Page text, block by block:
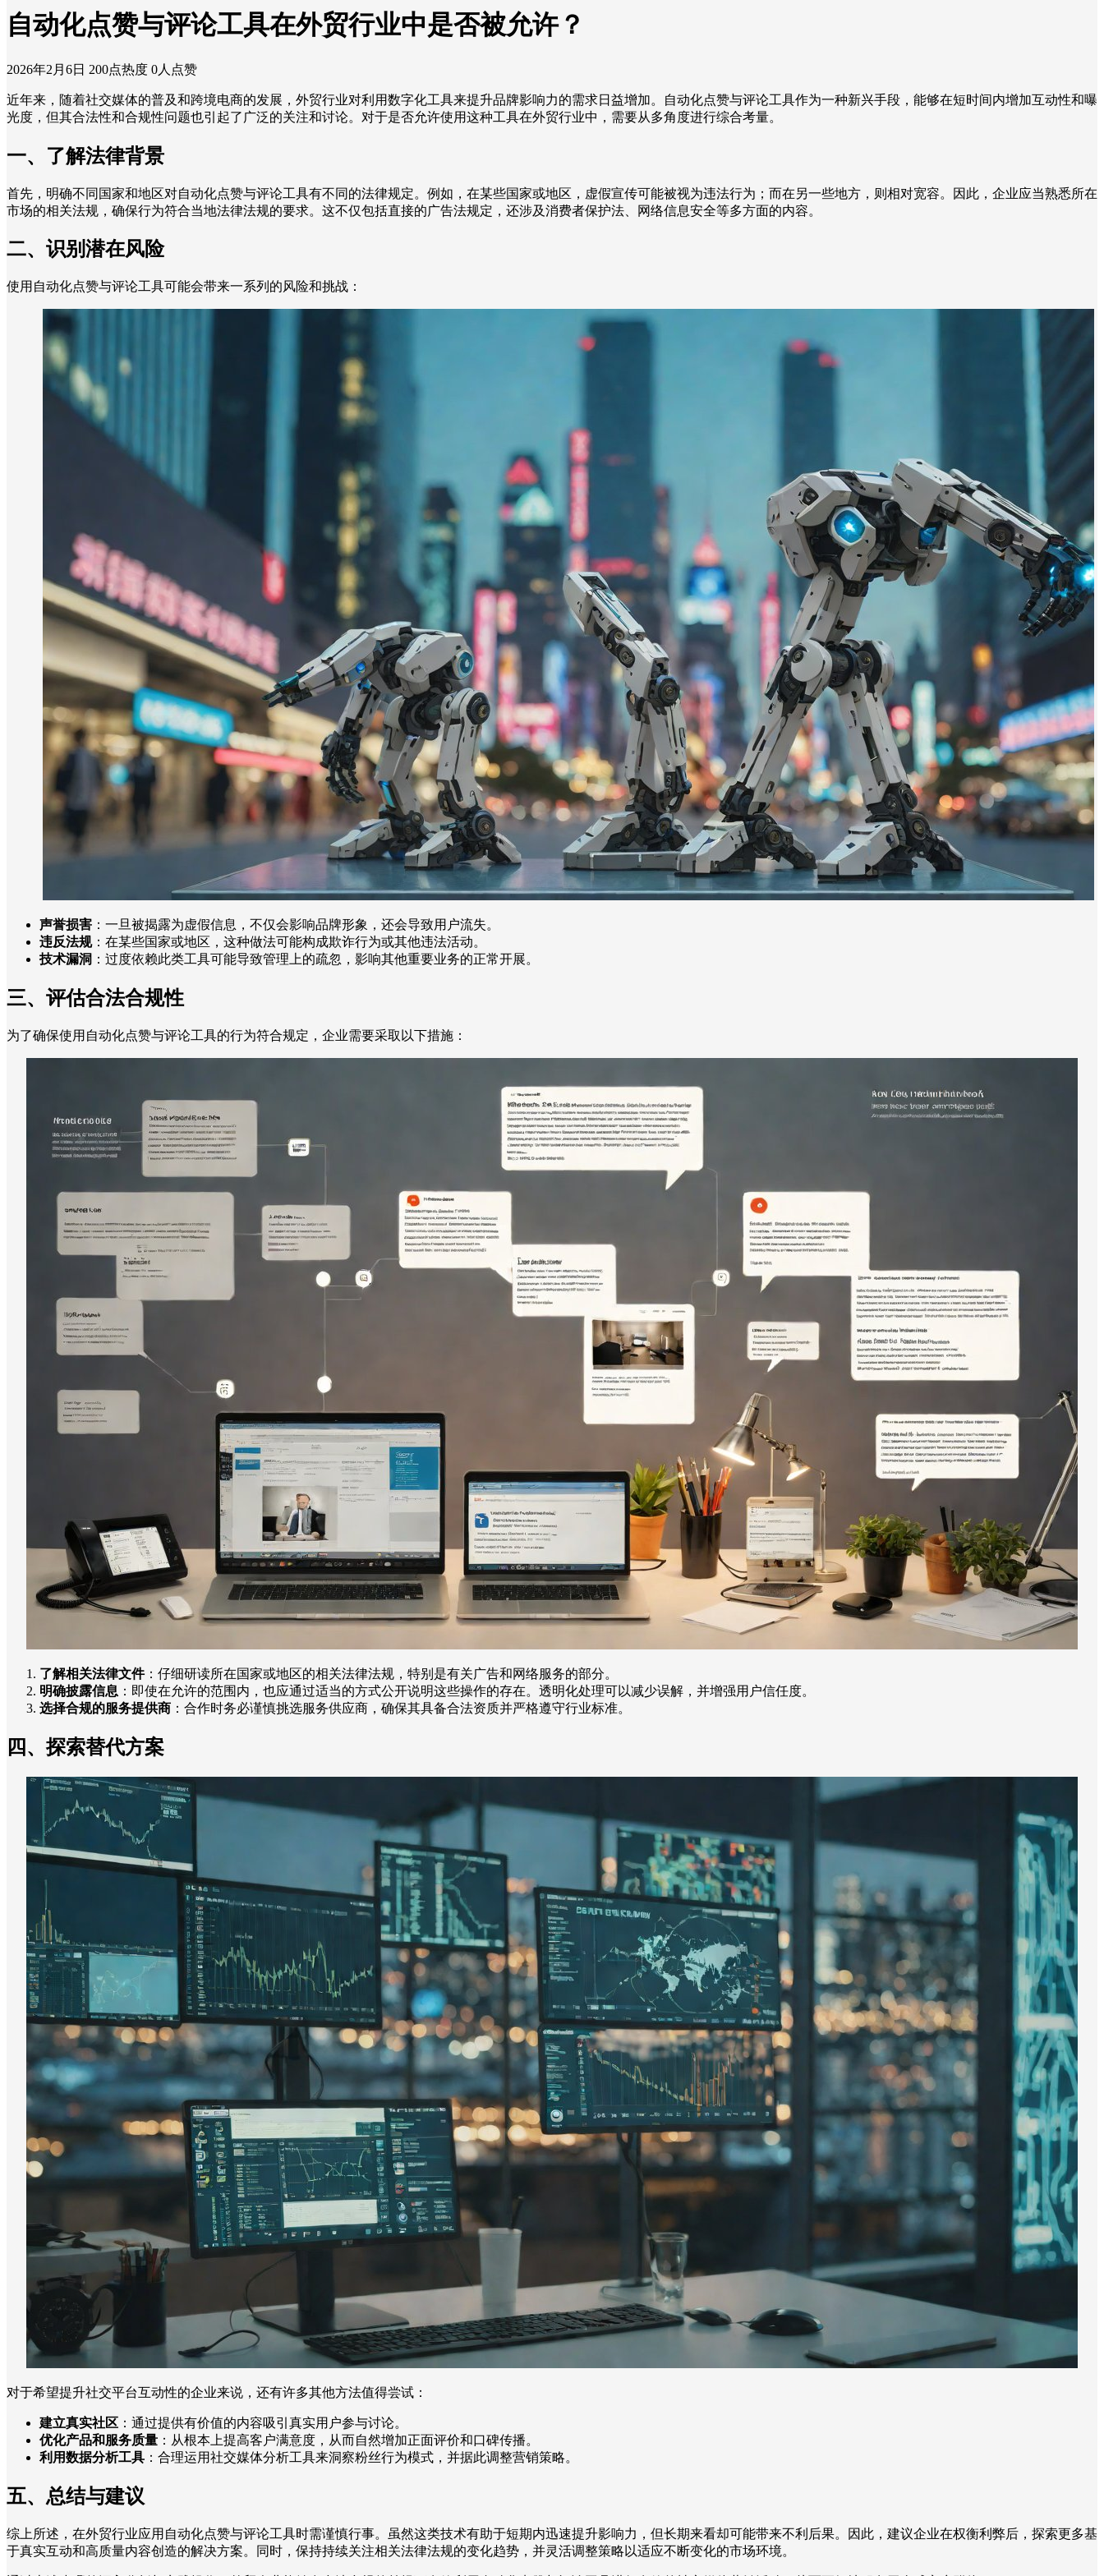
自动化点赞与评论工具在外贸行业中是否被允许？
2026年2月6日 200点热度 0人点赞
近年来，随着社交媒体的普及和跨境电商的发展，外贸行业对利用数字化工具来提升品牌影响力的需求日益增加。自动化点赞与评论工具作为一种新兴手段，能够在短时间内增加互动性和曝
光度，但其合法性和合规性问题也引起了广泛的关注和讨论。对于是否允许使用这种工具在外贸行业中，需要从多角度进行综合考量。
一、了解法律背景
首先，明确不同国家和地区对自动化点赞与评论工具有不同的法律规定。例如，在某些国家或地区，虚假宣传可能被视为违法行为；而在另一些地方，则相对宽容。因此，企业应当熟悉所在
市场的相关法规，确保行为符合当地法律法规的要求。这不仅包括直接的广告法规定，还涉及消费者保护法、网络信息安全等多方面的内容。
二、识别潜在风险
使用自动化点赞与评论工具可能会带来一系列的风险和挑战：
声誉损害 ：一旦被揭露为虚假信息，不仅会影响品牌形象，还会导致用户流失。
违反法规：在某些国家或地区，这种做法可能构成欺诈行为或其他违法活动。
技术漏洞 ：过度依赖此类工具可能导致管理上的疏忽，影响其他重要业务的正常开展。
三、评估合法合规性
为了确保使用自动化点赞与评论工具的行为符合规定，企业需要采取以下措施：
了解相关法律文件：仔细研读所在国家或地区的相关法律法规，特别是有关广告和网络服务的部分。
明确披露信息 ：即使在允许的范围内，也应通过适当的方式公开说明这些操作的存在。透明化处理可以减少误解，并增强用户信任度。
选择合规的服务提供商 ：合作时务必谨慎挑选服务供应商，确保其具备合法资质并严格遵守行业标准。
四、探索替代方案
对于希望提升社交平台互动性的企业来说，还有许多其他方法值得尝试：
建立真实社区 ：通过提供有价值的内容吸引真实用户参与讨论。
优化产品和服务质量 ：从根本上提高客户满意度，从而自然增加正面评价和口碑传播。
利用数据分析工具 ：合理运用社交媒体分析工具来洞察粉丝行为模式，并据此调整营销策略。
五、总结与建议
综上所述，在外贸行业应用自动化点赞与评论工具时需谨慎行事。虽然这类技术有助于短期内迅速提升影响力，但长期来看却可能带来不利后果。因此，建议企业在权衡利弊后，探索更多基
于真实互动和高质量内容创造的解决方案。同时，保持持续关注相关法律法规的变化趋势，并灵活调整策略以适应不断变化的市场环境。